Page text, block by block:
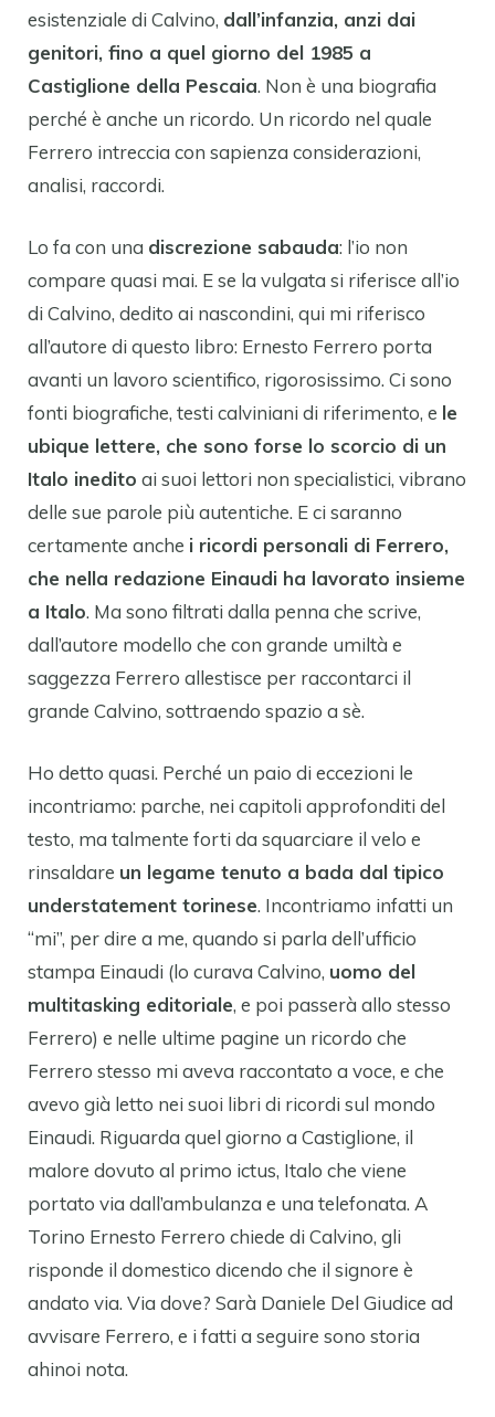
esistenziale di Calvino, dall’infanzia, anzi dai
genitori, fino a quel giorno del 1985 a
Castiglione della Pescaia. Non è una biografia
perché è anche un ricordo. Un ricordo nel quale
Ferrero intreccia con sapienza considerazioni,
analisi, raccordi.
Lo fa con una discrezione sabauda: l’io non
compare quasi mai. E se la vulgata si riferisce all’io
di Calvino, dedito ai nascondini, qui mi riferisco
all’autore di questo libro: Ernesto Ferrero porta
avanti un lavoro scientifico, rigorosissimo. Ci sono
fonti biografiche, testi calviniani di riferimento, e le
ubique lettere, che sono forse lo scorcio di un
Italo inedito ai suoi lettori non specialistici, vibrano
delle sue parole più autentiche. E ci saranno
certamente anche i ricordi personali di Ferrero,
che nella redazione Einaudi ha lavorato insieme
a Italo. Ma sono filtrati dalla penna che scrive,
dall’autore modello che con grande umiltà e
saggezza Ferrero allestisce per raccontarci il
grande Calvino, sottraendo spazio a sè.
Ho detto quasi. Perché un paio di eccezioni le
incontriamo: parche, nei capitoli approfonditi del
testo, ma talmente forti da squarciare il velo e
rinsaldare un legame tenuto a bada dal tipico
understatement torinese. Incontriamo infatti un
“mi”, per dire a me, quando si parla dell’ufficio
stampa Einaudi (lo curava Calvino, uomo del
multitasking editoriale, e poi passerà allo stesso
Ferrero) e nelle ultime pagine un ricordo che
Ferrero stesso mi aveva raccontato a voce, e che
avevo già letto nei suoi libri di ricordi sul mondo
Einaudi. Riguarda quel giorno a Castiglione, il
malore dovuto al primo ictus, Italo che viene
portato via dall’ambulanza e una telefonata. A
Torino Ernesto Ferrero chiede di Calvino, gli
risponde il domestico dicendo che il signore è
andato via. Via dove? Sarà Daniele Del Giudice ad
avvisare Ferrero, e i fatti a seguire sono storia
ahinoi nota.